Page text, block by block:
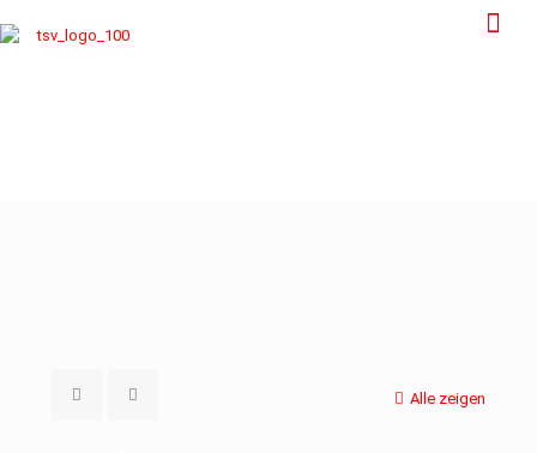
Alle zeigen